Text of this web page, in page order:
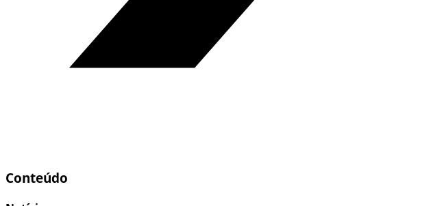
Conteúdo